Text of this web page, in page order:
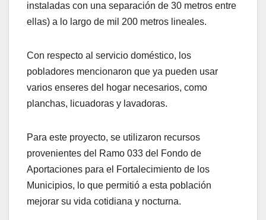
instaladas con una separación de 30 metros entre
ellas) a lo largo de mil 200 metros lineales.
Con respecto al servicio doméstico, los
pobladores mencionaron que ya pueden usar
varios enseres del hogar necesarios, como
planchas, licuadoras y lavadoras.
Para este proyecto, se utilizaron recursos
provenientes del Ramo 033 del Fondo de
Aportaciones para el Fortalecimiento de los
Municipios, lo que permitió a esta población
mejorar su vida cotidiana y nocturna.